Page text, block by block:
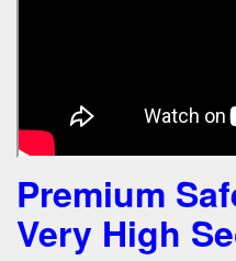
Premium
Very High